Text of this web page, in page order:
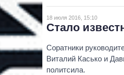
18 июля 2016, 15:10
Стало
Соратники
Виталий Касько и
политсила.